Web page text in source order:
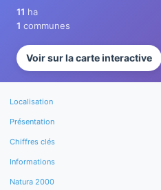
11 ha
1 communes
Voir sur la carte interactive
Localisation
Présentation
Chiffres clés
Informations
Natura 2000